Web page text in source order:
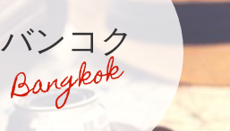
バンコク
Bangkok